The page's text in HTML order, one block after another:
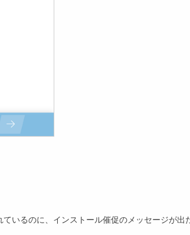
いるのに、インストール催促のメッセージが出